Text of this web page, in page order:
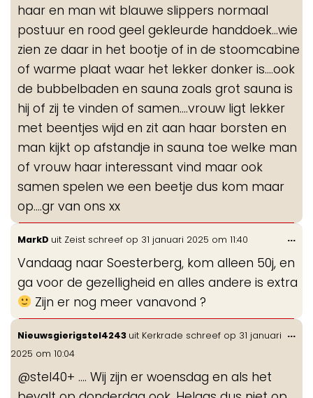
haar en man wit blauwe slippers normaal
postuur en rood geel gekleurde handdoek...wie
zien ze daar in het bootje of in de stoomcabine
of warme plaat waar het lekker donker is....ook
de bubbelbaden en sauna zoals grot sauna is
hij of zij te vinden of samen....vrouw ligt lekker
met beentjes wijd en zit aan haar borsten en
man kijkt op afstandje in sauna toe welke man
of vrouw haar interessant vind maar ook
samen spelen we een beetje dus kom maar
op....gr van ons xx
MarkD uit Zeist schreef op 31 januari 2025 om 11:40
Vandaag naar Soesterberg, kom alleen 50j, en
ga voor de gezelligheid en alles andere is extra
Zijn er nog meer vanavond ?
...
Nieuwsgierigstel4243 uit Kerkrade schreef op 31 januari
2025 om 10:04
@stel40+ …. Wij zijn er woensdag en als het
...